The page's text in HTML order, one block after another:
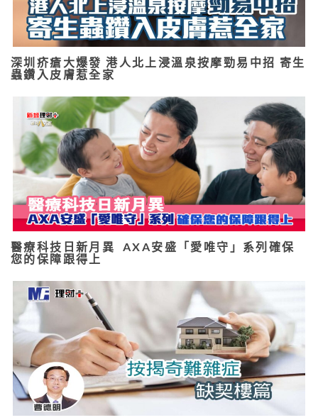
深圳疥瘡大爆發 港人北上浸溫泉按摩勁易中招 寄生
蟲鑽入皮膚惹全家
醫療科技日新月異 AXA安盛「愛唯守」系列確保
您的保障跟得上